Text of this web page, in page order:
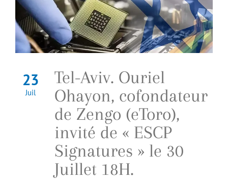
23
Juil
Tel-Aviv. Ouriel
Ohayon, cofondateur
de Zengo (eToro),
invité de « ESCP
Signatures » le 30
Juillet 18H.